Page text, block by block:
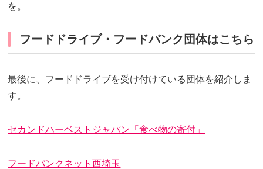
を。
フードドライブ・フードバンク団体はこちら
最後に、フードドライブを受け付けている団体を紹介しま
す。
セカンドハーベストジャパン「食べ物の寄付」
フードバンクネット西埼玉